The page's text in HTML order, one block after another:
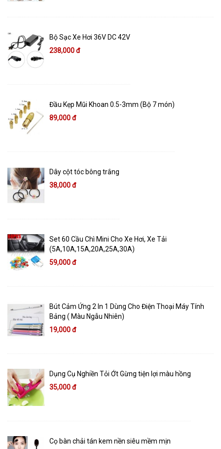
Bộ Sạc Xe Hơi 36V DC 42V
238,000 đ
Đầu Kẹp Mũi Khoan 0.5-3mm (Bộ 7 món)
89,000 đ
Dây cột tóc bông trắng
38,000 đ
Set 60 Cầu Chì Mini Cho Xe Hơi, Xe Tải
(5A,10A,15A,20A,25A,30A)
59,000 đ
Bút Cảm Ứng 2 In 1 Dùng Cho Điện Thoại Máy Tính
Bảng ( Màu Ngẫu Nhiên)
19,000 đ
Dụng Cụ Nghiền Tỏi Ớt Gừng tiện lợi màu hồng
35,000 đ
Cọ bàn chải tán kem nền siêu mềm mịn